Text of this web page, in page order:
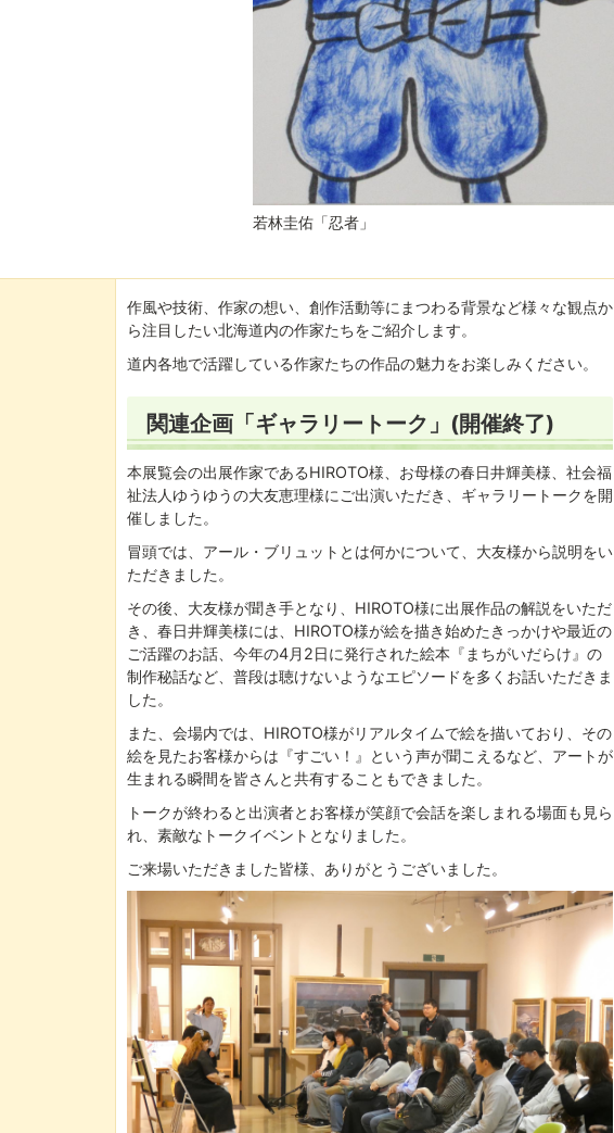
若林圭佑「忍者」
作風や技術、作家の想い、創作活動等にまつわる背景など様々な観点か
ら注目したい北海道内の作家たちをご紹介します。
道内各地で活躍している作家たちの作品の魅力をお楽しみください。
関連企画「ギャラリートーク」(開催終了)
本展覧会の出展作家であるHIROTO様、お母様の春日井輝美様、社会福
祉法人ゆうゆうの大友恵理様にご出演いただき、ギャラリートークを開
催しました。
冒頭では、アール・ブリュットとは何かについて、大友様から説明をい
ただきました。
その後、大友様が聞き手となり、HIROTO様に出展作品の解説をいただ
き、春日井輝美様には、HIROTO様が絵を描き始めたきっかけや最近の
ご活躍のお話、今年の4月2日に発行された絵本『まちがいだらけ』の
制作秘話など、普段は聴けないようなエピソードを多くお話いただきま
した。
また、会場内では、HIROTO様がリアルタイムで絵を描いており、その
絵を見たお客様からは『すごい！』という声が聞こえるなど、アートが
生まれる瞬間を皆さんと共有することもできました。
トークが終わると出演者とお客様が笑顔で会話を楽しまれる場面も見ら
れ、素敵なトークイベントとなりました。
ご来場いただきました皆様、ありがとうございました。